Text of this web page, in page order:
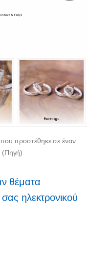
προστέθηκε σε έναν
(Πηγή)
θέματα
ηλεκτρονικού